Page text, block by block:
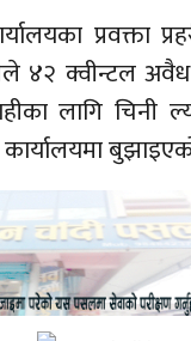
प्रवक्ता
४२ क्वीन्टल
लागि चिनी
कार्यालयमा